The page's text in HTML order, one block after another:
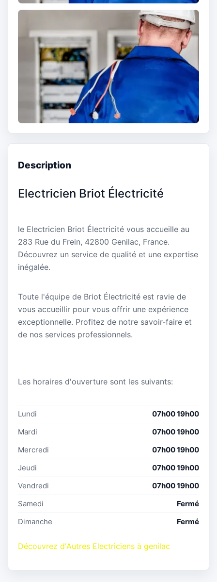
Description
Electricien Briot Électricité
le Electricien Briot Électricité vous accueille au
283 Rue du Frein, 42800 Genilac, France.
Découvrez un service de qualité et une expertise
inégalée.
Toute l'équipe de Briot Électricité est ravie de
vous accueillir pour vous offrir une expérience
exceptionnelle. Profitez de notre savoir-faire et
de nos services professionnels.
Les horaires d'ouverture sont les suivants:
Lundi
07h00 19h00
Mardi
07h00 19h00
Mercredi
07h00 19h00
Jeudi
07h00 19h00
Vendredi
07h00 19h00
Samedi
Fermé
Dimanche
Fermé
Découvrez d'Autres Electriciens à genilac